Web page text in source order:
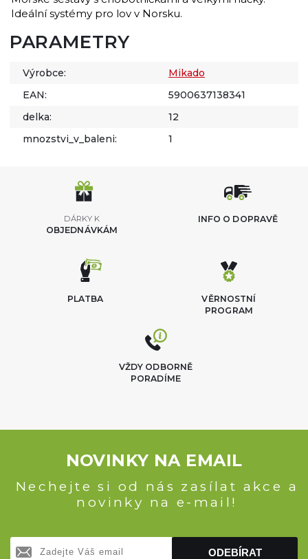
Ideální systémy pro lov v Norsku.
PARAMETRY
Výrobce:
Mikado
EAN:
5900637138341
delka:
12
mnozstvi_v_baleni:
1
DÁRKY K
OBJEDNÁVKÁM
INFO O DOPRAVĚ
VĚRNOSTNÍ
PROGRAM
PLATBA
VŽDY ODBORNĚ
PORADÍME
NOVINKY NA EMAIL
Nechejte si od nás zasílat akce a
novinky na e-mail!
ODEBÍRAT